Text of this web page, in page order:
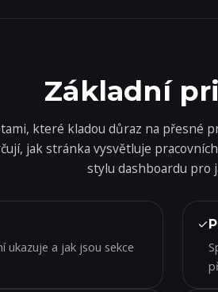
Základní
které kladou důraz na přesné
jak stránka vysvětluje
stylu dashboardu pro
ukazuje a jak jsou sekce
✓